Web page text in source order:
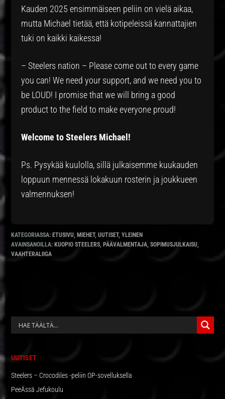
Kauden 2025 ensimmäiseen peliin on vielä aikaa,
mutta Michael tietää, että kotipeleissä kannattajien
tuki on kaikki kaikessa!
– Steelers nation – Please come out to every game
you can! We need your support, and we need you to
be LOUD! I promise that we will bring a good
product to the field to make everyone proud!
Welcome to Steelers Michael!
Ps. Pysykää kuulolla, sillä julkaisemme kuukauden
loppuun mennessä lokakuun rosterin ja joukkueen
valmennuksen!
KATEGORIASSA: ETUSIVU, MIEHET,UUTISET,YLEINEN
AVAINSANOILLA: KUOPIO STEELERS, PÄÄVALMENTAJA,SOPIMUSJULKAISU,
VAAHTERALIIGA
ENSISIJAINEN
UUTISET
Steelers – Crocodiles -peliin OP-sovelluksella
PeeÄssä Jefukoulu